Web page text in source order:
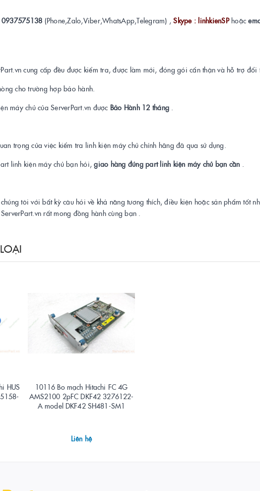
0937575138 (Phone,Zalo,Viber,WhatsApp,Telegram) ,Skype : linhkienSPhoặc
cung cấp đều được kiểm tra, được làm mới, đóng gói cẩn thận và hỗ trợ đổi
cho trường hợp bảo hành.
máy chủ của ServerPart.vn được Bảo Hành 12 tháng .
trọng của việc kiểm tra linh kiện máy chủ chính hãng đã qua sử dụng.
linh kiện máy chủ bạn hỏi,giao hàng đúng part linh kiện máy chủ bạn cần .
tôi với bất kỳ câu hỏi về khả năng tương thích, điều kiện hoặc sản phẩm tốt
rất mong đồng hành cùng bạn .
HUS
10116 Bo mạch Hitachi FC 4G
AMS2100 2pFC DKF42 3276122-
A model DKF42 SH481-SM1
Liên hệ